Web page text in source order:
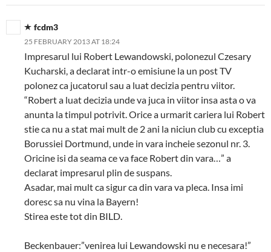
fcdm3
25 FEBRUARY 2013 AT 18:24
Impresarul lui Robert Lewandowski, polonezul Czesary
Kucharski, a declarat intr-o emisiune la un post TV
polonez ca jucatorul sau a luat decizia pentru viitor.
“Robert a luat decizia unde va juca in viitor insa asta o va
anunta la timpul potrivit. Orice a urmarit cariera lui Robert
stie ca nu a stat mai mult de 2 ani la niciun club cu exceptia
Borussiei Dortmund, unde in vara incheie sezonul nr. 3.
Oricine isi da seama ce va face Robert din vara…” a
declarat impresarul plin de suspans.
Asadar, mai mult ca sigur ca din vara va pleca. Insa imi
doresc sa nu vina la Bayern!
Stirea este tot din BILD.
Beckenbauer:”venirea lui Lewandowski nu e necesara!”